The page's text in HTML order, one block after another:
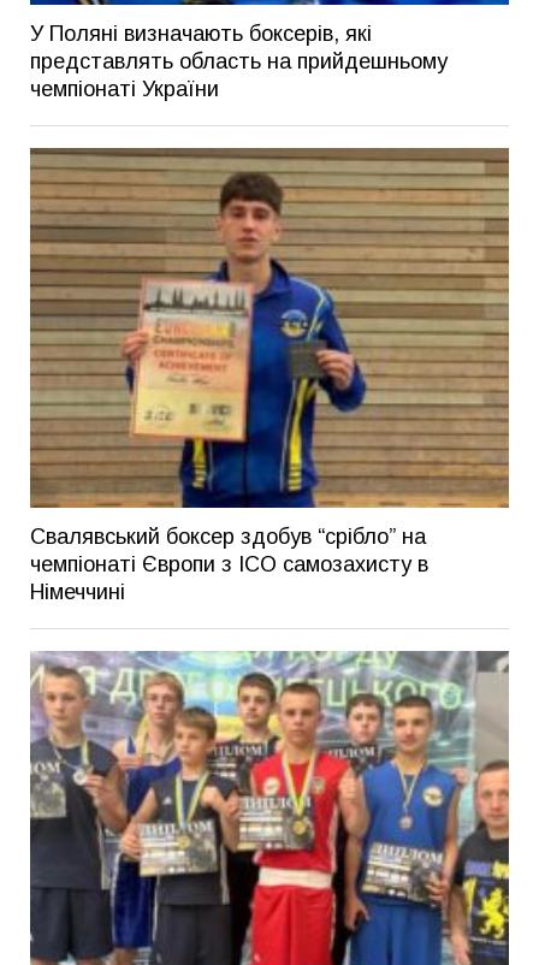
У Поляні визначають боксерів, які
представлять область на прийдешньому
чемпіонаті України
Свалявський боксер здобув “срібло” на
чемпіонаті Європи з ІСО самозахисту в
Німеччині